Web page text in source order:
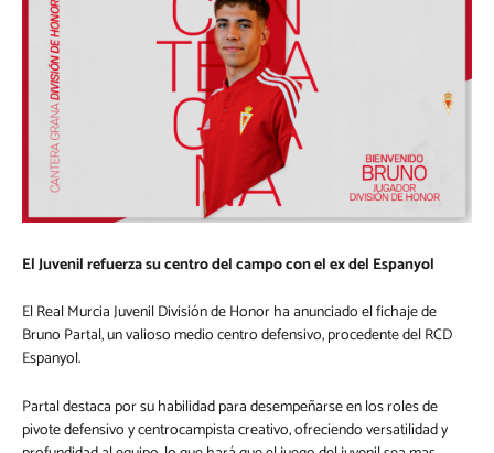
El Juvenil refuerza su centro del campo con el ex del Espanyol
El Real Murcia Juvenil División de Honor ha anunciado el fichaje de
Bruno Partal, un valioso medio centro defensivo, procedente del RCD
Espanyol.
Partal destaca por su habilidad para desempeñarse en los roles de
pivote defensivo y centrocampista creativo, ofreciendo versatilidad y